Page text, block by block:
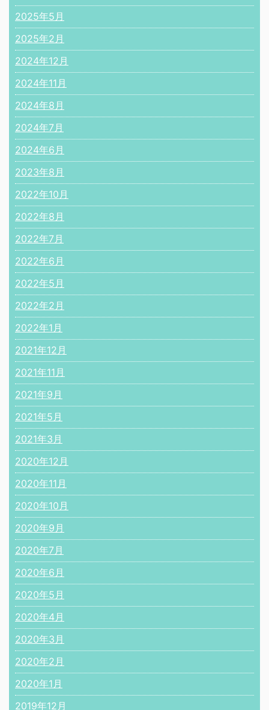
2025年5月
2025年2月
2024年12月
2024年11月
2024年8月
2024年7月
2024年6月
2023年8月
2022年10月
2022年8月
2022年7月
2022年6月
2022年5月
2022年2月
2022年1月
2021年12月
2021年11月
2021年9月
2021年5月
2021年3月
2020年12月
2020年11月
2020年10月
2020年9月
2020年7月
2020年6月
2020年5月
2020年4月
2020年3月
2020年2月
2020年1月
2019年12月